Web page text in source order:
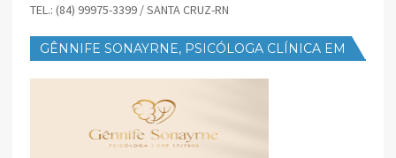
TEL.: (84) 99975-3399 / SANTA CRUZ-RN
GÊNNIFE SONAYRNE, PSICÓLOGA CLÍNICA EM